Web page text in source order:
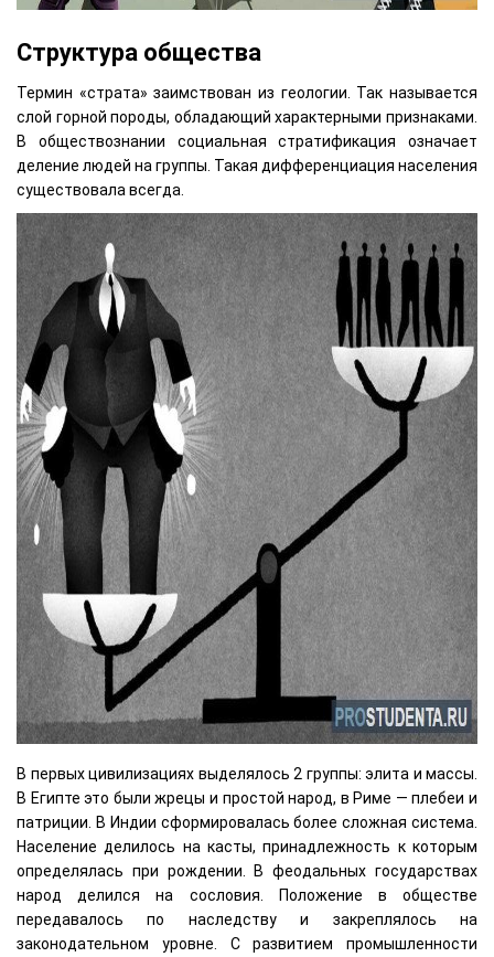
Структура общества
Термин «страта» заимствован из геологии. Так называется
слой горной породы, обладающий характерными признаками.
В обществознании социальная стратификация означает
деление людей на группы. Такая дифференциация населения
существовала всегда.
В первых цивилизациях выделялось 2 группы: элита и массы.
В Египте это были жрецы и простой народ, в Риме — плебеи и
патриции. В Индии сформировалась более сложная система.
Население делилось на касты, принадлежность к которым
определялась при рождении. В феодальных государствах
народ делился на сословия. Положение в обществе
передавалось по наследству и закреплялось на
законодательном уровне. С развитием промышленности